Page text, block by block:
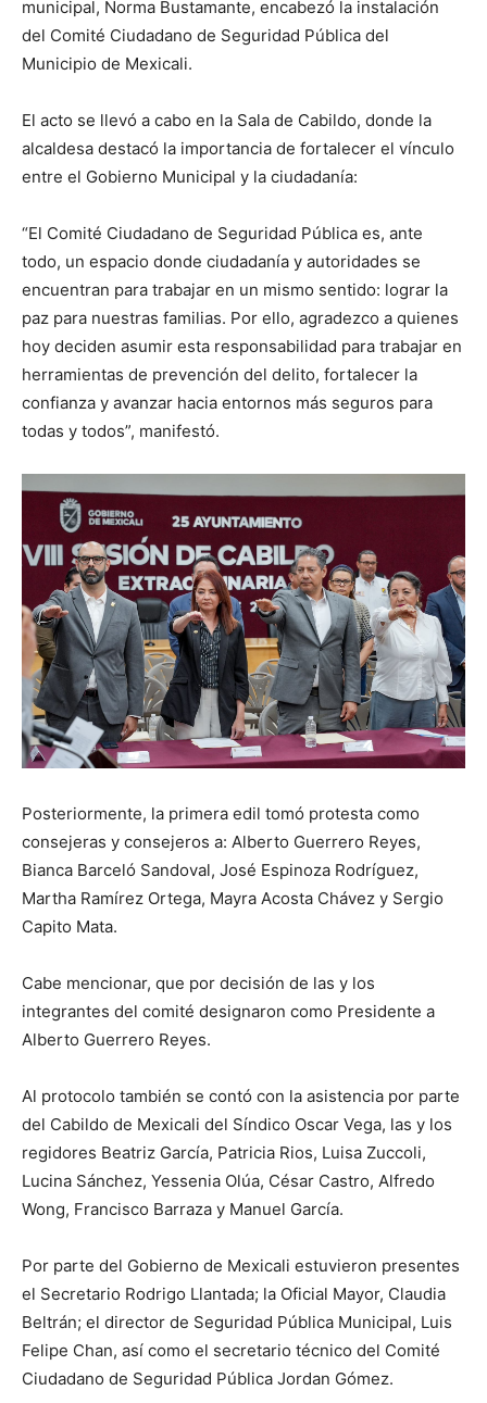
municipal, Norma Bustamante, encabezó la instalación
del Comité Ciudadano de Seguridad Pública del
Municipio de Mexicali.
El acto se llevó a cabo en la Sala de Cabildo, donde la
alcaldesa destacó la importancia de fortalecer el vínculo
entre el Gobierno Municipal y la ciudadanía:
“El Comité Ciudadano de Seguridad Pública es, ante
todo, un espacio donde ciudadanía y autoridades se
encuentran para trabajar en un mismo sentido: lograr la
paz para nuestras familias. Por ello, agradezco a quienes
hoy deciden asumir esta responsabilidad para trabajar en
herramientas de prevención del delito, fortalecer la
confianza y avanzar hacia entornos más seguros para
todas y todos”, manifestó.
Posteriormente, la primera edil tomó protesta como
consejeras y consejeros a: Alberto Guerrero Reyes,
Bianca Barceló Sandoval, José Espinoza Rodríguez,
Martha Ramírez Ortega, Mayra Acosta Chávez y Sergio
Capito Mata.
Cabe mencionar, que por decisión de las y los
integrantes del comité designaron como Presidente a
Alberto Guerrero Reyes.
Al protocolo también se contó con la asistencia por parte
del Cabildo de Mexicali del Síndico Oscar Vega, las y los
regidores Beatriz García, Patricia Rios, Luisa Zuccoli,
Lucina Sánchez, Yessenia Olúa, César Castro, Alfredo
Wong, Francisco Barraza y Manuel García.
Por parte del Gobierno de Mexicali estuvieron presentes
el Secretario Rodrigo Llantada; la Oficial Mayor, Claudia
Beltrán; el director de Seguridad Pública Municipal, Luis
Felipe Chan, así como el secretario técnico del Comité
Ciudadano de Seguridad Pública Jordan Gómez.